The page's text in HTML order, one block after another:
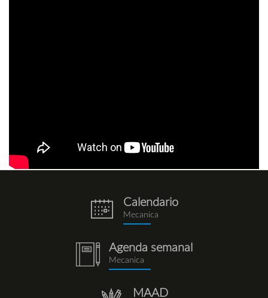
eventos.png
Calendario
Mecanica
notebook
(1).png
Agenda semanal
Mecanica
MAAD